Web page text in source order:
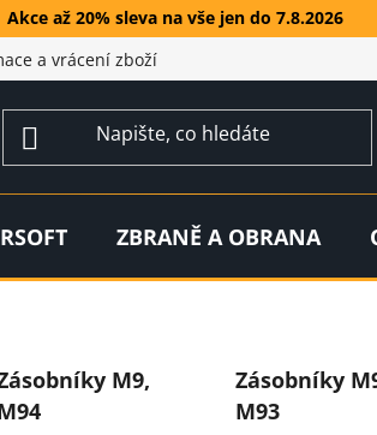
Akce až 20% sleva na vše jen do 7.8.2026
a vrácení zboží
ZBRANĚ A OBRANA
M9,
Zásobníky
M93